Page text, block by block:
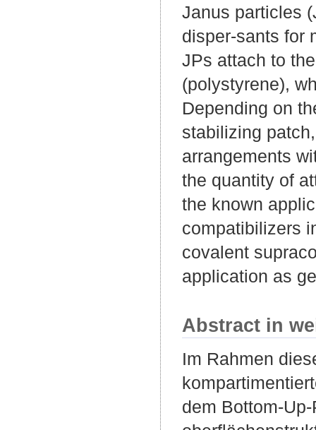
Janus particles
disper-sants for
JPs attach to
(polystyrene),
Depending on
stabilizing
arrangements
the quantity of
the known
compatibilizers
covalent
application as
Abstract in
Im Rahmen
dem Bottom-